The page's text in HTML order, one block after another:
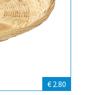
€ 2.80